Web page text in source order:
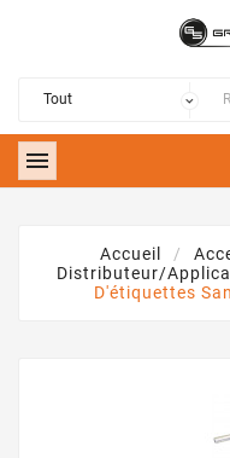

Accueil
Distributeur/
D'étiquettes